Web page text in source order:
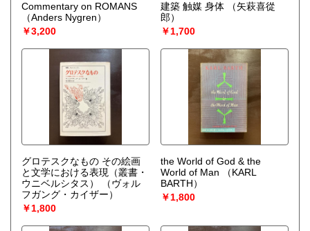
Commentary on ROMANS
（Anders Nygren）
￥3,200
建築 触媒 身体
（矢萩喜從
郎）
￥1,700
グロテスクなもの その絵画
と文学における表現（叢書・
ウニベルシタス）
（ヴォル
フガング・カイザー）
￥1,800
the World of God & the
World of Man
（KARL
BARTH）
￥1,800